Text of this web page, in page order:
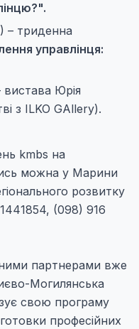
– триденна
управлінця:
вистава Юрія
з ILKO GAllery).
kmbs на
можна у Марини
розвитку
(098) 916
партнерами вже
Могилянська
свою програму
професійних